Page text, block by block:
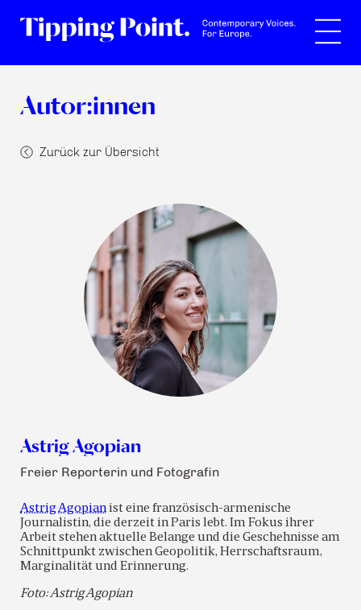
Autor:innen
Zurück zur Übersicht
Astrig Agopian
Freier Reporterin und Fotografin
Astrig Agopianist eine französisch-armenische
Journalistin, die derzeit in Paris lebt. Im Fokus ihrer
Arbeit stehen aktuelle Belange und die Geschehnisse am
Schnittpunkt zwischen Geopolitik, Herrschaftsraum,
Marginalität und Erinnerung.
Foto: Astrig Agopian